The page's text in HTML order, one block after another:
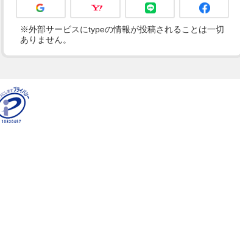
※外部サービスにtypeの情報が投稿されることは一切
ありません。